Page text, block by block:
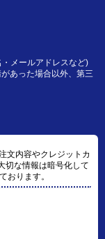
メールアドレスなど)
あった場合以外、第三
文内容やクレジットカ
切な情報は暗号化して
おります。